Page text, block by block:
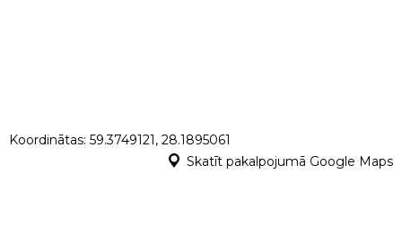
Koordinātas: 59.3749121, 28.1895061
Skatīt pakalpojumā Google Maps